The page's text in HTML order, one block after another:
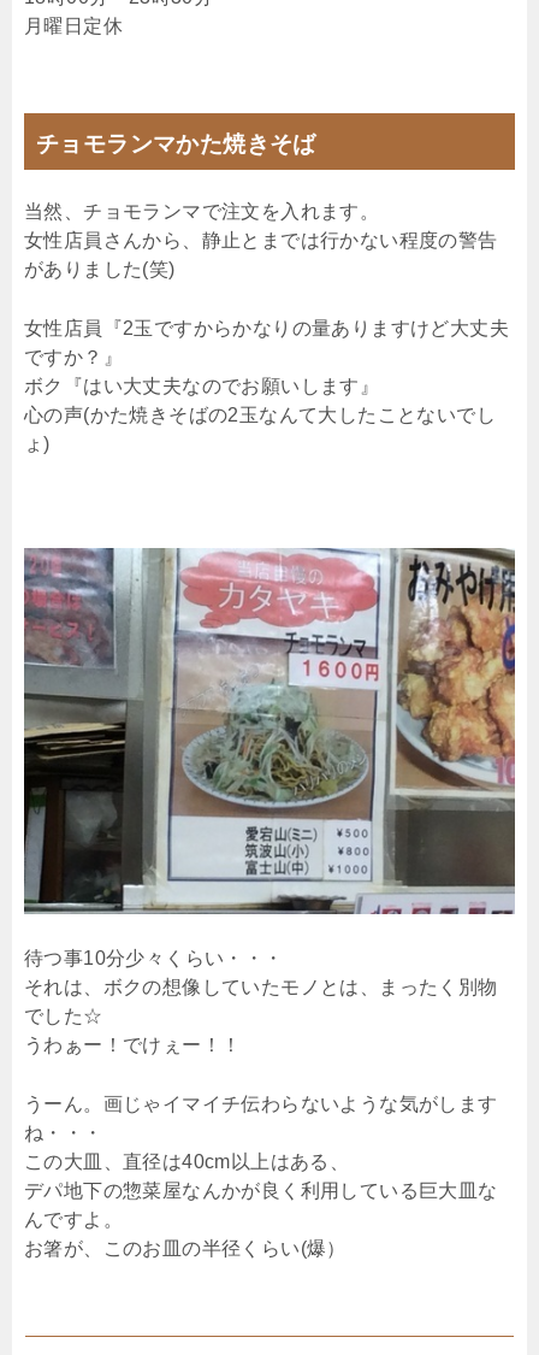
月曜日定休
チョモランマかた焼きそば
当然、チョモランマで注文を入れます。
女性店員さんから、静止とまでは行かない程度の警告
がありました(笑)
女性店員『2玉ですからかなりの量ありますけど大丈夫
ですか？』
ボク『はい大丈夫なのでお願いします』
心の声(かた焼きそばの2玉なんて大したことないでし
ょ)
待つ事10分少々くらい・・・
それは、ボクの想像していたモノとは、まったく別物
でした☆
うわぁー！でけぇー！！
うーん。画じゃイマイチ伝わらないような気がします
ね・・・
この大皿、直径は40cm以上はある、
デパ地下の惣菜屋なんかが良く利用している巨大皿な
んですよ。
お箸が、このお皿の半径くらい(爆）